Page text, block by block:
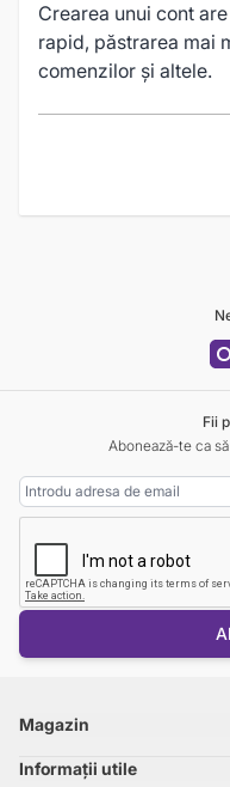
Crearea unui cont
rapid, păstrarea mai
comenzilor și altele.
Fii
Abonează-te ca
Adresa Email
Magazin
Informații utile